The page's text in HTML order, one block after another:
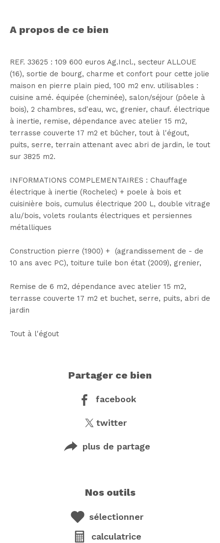
a propos de ce bien
REF. 33625 : 109 600 euros Ag.Incl., secteur ALLOUE
(16), sortie de bourg, charme et confort pour cette jolie
maison en pierre plain pied, 100 m2 env. utilisables :
cuisine amé. équipée (cheminée), salon/séjour (pôele à
bois), 2 chambres, sd'eau, wc, grenier, chauf. électrique
à inertie, remise, dépendance avec atelier 15 m2,
terrasse couverte 17 m2 et bûcher, tout à l'égout,
puits, serre, terrain attenant avec abri de jardin, le tout
sur 3825 m2.
INFORMATIONS COMPLEMENTAIRES : Chauffage
électrique à inertie (Rochelec) + poele à bois et
cuisinière bois, cumulus électrique 200 L, double vitrage
alu/bois, volets roulants électriques et persiennes
métalliques
Construction pierre (1900) + (agrandissement de - de
10 ans avec PC), toiture tuile bon état (2009), grenier,
Remise de 6 m2, dépendance avec atelier 15 m2,
terrasse couverte 17 m2 et buchet, serre, puits, abri de
jardin
Tout à l'égout
partager ce bien
facebook
twitter
plus de partage
nos outils
sélectionner
calculatrice